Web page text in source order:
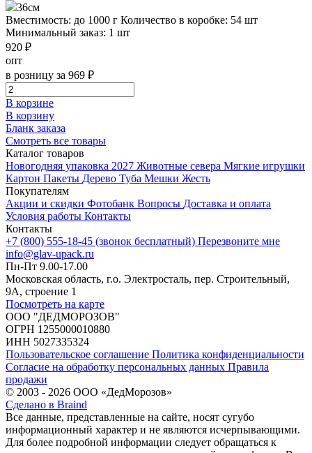
36см
Вместимость: до 1000 г Количество в коробке: 54 шт
Минимальный заказ: 1 шт
920 ₽
опт
в розницу за 969 ₽
В корзине
В корзину
Бланк заказа
Смотреть все товары
Каталог товаров
Новогодняя упаковка 2027 Животные севера Мягкие игрушки
Картон Пакеты Дерево Туба Мешки Жесть
Покупателям
Акции и скидки Фотобанк Вопросы Доставка и оплата
Условия работы Контакты
Контакты
+7 (800) 555-18-45 (звонок бесплатный) Перезвоните мне
info@glav-upack.ru
Пн-Пт 9.00-17.00
Московская область, г.о. Электросталь, пер. Строительный,
9А, строение 1
Посмотреть на карте
ООО "ДЕДМОРОЗОВ"
ОГРН 1255000010880
ИНН 5027335324
Пользовательское соглашение Политика конфиденциальности
Согласие на обработку персональных данных Правила
продажи
© 2003 - 2026 ООО «ДедМорозов»
Сделано в Braind
Все данные, представленные на сайте, носят сугубо
информационный характер и не являются исчерпывающими.
Для более подробной информации следует обращаться к